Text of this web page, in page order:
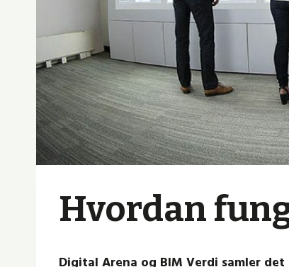
Hvordan
Digital Arena og BIM Verdi samler